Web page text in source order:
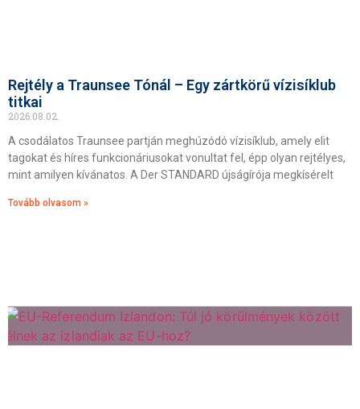
Rejtély a Traunsee Tónál – Egy zártkörű vízisíklub
titkai
2026.08.02.
A csodálatos Traunsee partján meghúzódó vízisíklub, amely elit
tagokat és híres funkcionáriusokat vonultat fel, épp olyan rejtélyes,
mint amilyen kívánatos. A Der STANDARD újságírója megkísérelt
Tovább olvasom »